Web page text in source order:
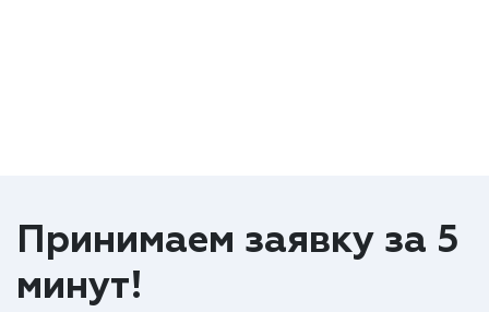
Принимаем заявку за 5
минут!